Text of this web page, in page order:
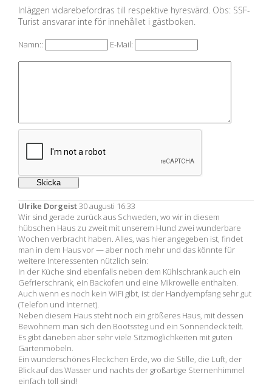
Inläggen vidarebefordras till respektive hyresvärd. Obs: SSF-
Turist ansvarar inte för innehållet i gästboken.
Namn:: E-Mail:
Ulrike Dorgeist30 augusti 16:33
Wir sind gerade zurück aus Schweden, wo wir in diesem
hübschen Haus zu zweit mit unserem Hund zwei wunderbare
Wochen verbracht haben. Alles, was hier angegeben ist, findet
man in dem Haus vor — aber noch mehr und das könnte für
weitere Interessenten nützlich sein:
In der Küche sind ebenfalls neben dem Kühlschrank auch ein
Gefrierschrank, ein Backofen und eine Mikrowelle enthalten.
Auch wenn es noch kein WiFi gibt, ist der Handyempfang sehr gut
(Telefon und Internet).
Neben diesem Haus steht noch ein größeres Haus, mit dessen
Bewohnern man sich den Bootssteg und ein Sonnendeck teilt.
Es gibt daneben aber sehr viele Sitzmöglichkeiten mit guten
Gartenmöbeln.
Ein wunderschönes Fleckchen Erde, wo die Stille, die Luft, der
Blick auf das Wasser und nachts der großartige Sternenhimmel
einfach toll sind!